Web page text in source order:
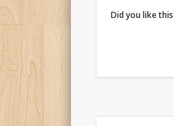
Did you like